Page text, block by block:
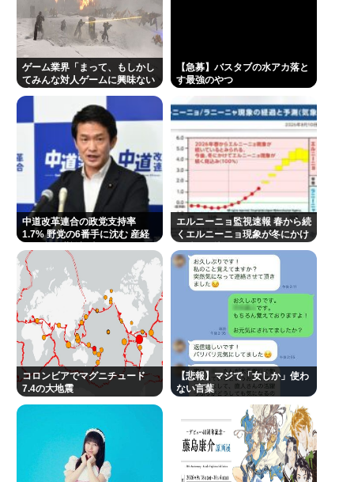
【動画】ひろゆきさん、嫁のゆかさんとネット番組
に出演も、ひろゆきの様子がおかしいと話題に…
【陽キャ？】ヤリラ系（やりらふぃー）がモテる理
由🔥www
【なぞなぞ】義母、義妹、エ口いのどっち！
佐藤二朗、胸中吐露「”ほんとうのこと”を僕の口か
らは何ひとつ言えなくて…言葉にできぬ悔しさ」
NHKさん、女がいかにイージーモードかをわかりや
すく放映してしまうwww
あのちゃんさん、完全に許される 何で燃えたか忘れ
るほど許されてしまう
Powered by livedoor 相互RSS
ゲーム業界「まって、もしかし
てみんな対人ゲームに興味ない
【急募】バスタブの水アカ落と
す最強のやつ
中道改革連合の政党支持率
1.7% 野党の6番手に沈む 産経
エルニーニョ監視速報 春から続
くエルニーニョ現象が冬にかけ
コロンビアでマグニチュード
7.4の大地震
【悲報】マジで「女しか」使わ
ない言葉